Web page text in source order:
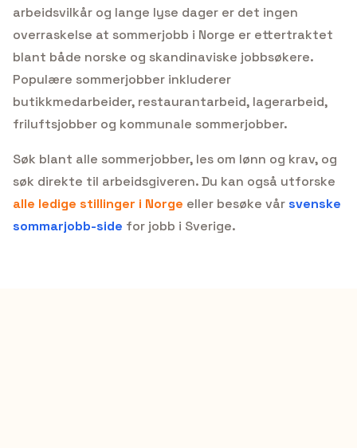
arbeidsvilkår og lange lyse dager er det ingen
overraskelse at sommerjobb i Norge er ettertraktet
blant både norske og skandinaviske jobbsøkere.
Populære sommerjobber inkluderer
butikkmedarbeider, restaurantarbeid, lagerarbeid,
friluftsjobber og kommunale sommerjobber.
Søk blant alle sommerjobber, les om lønn og krav, og
søk direkte til arbeidsgiveren. Du kan også utforske
alle ledige stillinger i Norge eller besøke vårsvenske
sommarjobb-side for jobb i Sverige.